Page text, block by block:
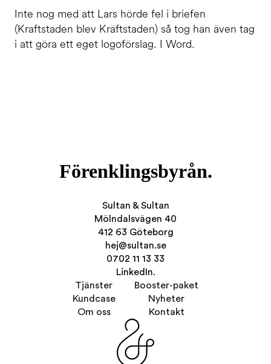
Inte nog med att Lars hörde fel i briefen
(Kraftstaden blev Kräftstaden) så tog han även tag
i att göra ett eget logoförslag. I Word.
Förenklingsbyrån.
Sultan & Sultan
Mölndalsvägen 40
412 63 Göteborg
hej@sultan.se
0702 11 13 33
LinkedIn.
Tjänster
Kundcase
Om oss
Booster-paket
Nyheter
Kontakt